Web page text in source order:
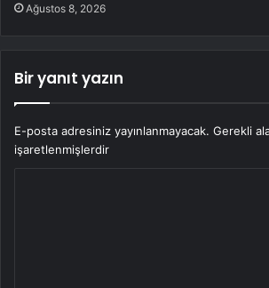
Ağustos 8, 2026
Bir yanıt yazın
E-posta adresiniz yayınlanmayacak. Gerekli
işaretlenmişlerdir